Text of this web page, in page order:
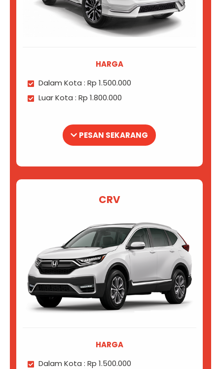
HARGA
Dalam Kota : Rp 1.500.000
Luar Kota : Rp 1.800.000
PESAN SEKARANG
CRV
HARGA
Dalam Kota : Rp 1.500.000